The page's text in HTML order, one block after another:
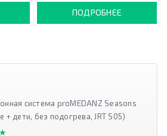
ПОДРОБНЕЕ
система proMEDANZ Seasons
+ дети, без подогрева, JRT S05)